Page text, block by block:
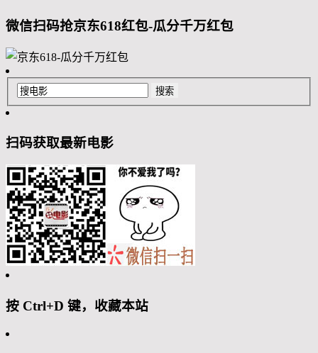
微信扫码抢京东618红包-瓜分千万红包
扫码获取最新电影
按 Ctrl+D 键，收藏本站